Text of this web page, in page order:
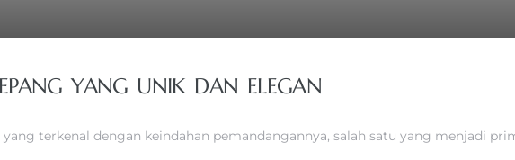
YANG UNIK DAN ELEGAN
terkenal dengan keindahan pemandangannya, salah satu yang menjadi